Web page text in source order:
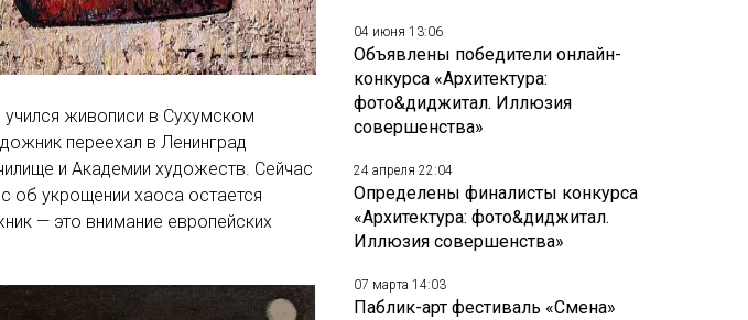
живописи в Сухумском
переехал в Ленинград
и Академии художеств. Сейчас
об укрощении хаоса остается
— это внимание европейских
04 июня 13:06
Объявлены победители онлайн-
конкурса «Архитектура:
фото&диджитал. Иллюзия
совершенства»
24 апреля 22:04
Определены финалисты конкурса
«Архитектура: фото&диджитал.
Иллюзия совершенства»
07 марта 14:03
Паблик-арт фестиваль «Смена»